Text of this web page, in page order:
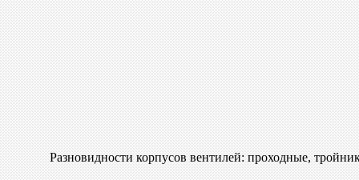
Разновидности корпусов вентилей: проходные,